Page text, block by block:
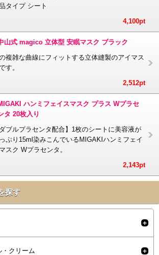
タイプ シート
4,100pt
山式 magico 立体型 安眠マスク ブラック
複雑な曲線にフィットする立体縫製のアイマス
す。
2,512pt
ハンミフェイスマスク プラス Wプラセ
タ 20枚入り
ダブルプラセンタ配合】1枚のシートに美容液が
ぷり15ml染みこんでいるMIGAKIハンミフェイ
スク Wプラセンタ。
2,143pt
探す
クリーム